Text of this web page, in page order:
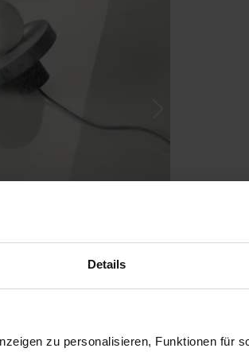
Details
zu personalisieren, Funktionen für